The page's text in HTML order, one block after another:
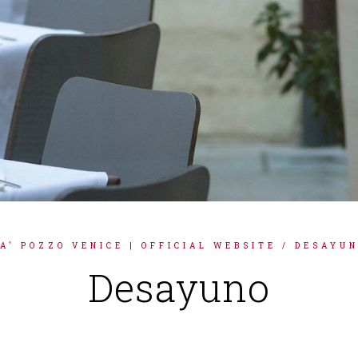
POZZO VENICE | OFFICIAL WEBSITE /
Desayuno